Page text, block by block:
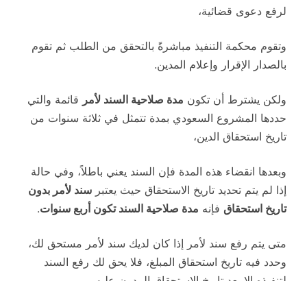
لرفع دعوى قضائية،
وتقوم محكمة التنفيذ مباشرةً بالتحقق من الطلب ثم تقوم
بالصدار الإقرار وإعلام المدين.
ولكن يشترط أن تكون مدة صلاحية السند لأمر قائمة والتي
حددها المشروع السعودي بمدة تتمثل في ثلاثة سنوات من
تاريخ استحقاق الدين،
وبعدها انقضاء هذه المدة فإن السند يعني باطلاً، وفي حالة
إذا لم يتم تحديد تاريخ الاستحقاق حيث يعتبر سند لأمر بدون
تاريخ استحقاق فإنه مدة صلاحية السند تكون أربع سنوات.
متى يتم رفع سند لأمر إذا كان لديك سند لأمر مستحق لك،
وحدد فيه تاريخ استحقاق المبلغ، فلا يحق لك رفع السند